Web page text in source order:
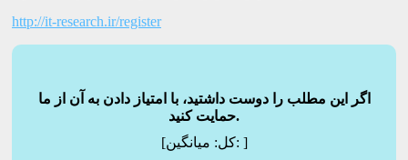
http://it-research.ir/register
اگر این مطلب را دوست داشتید، با امتیاز دادن به آن از ما
حمایت کنید.
[کل:میانگین: ]